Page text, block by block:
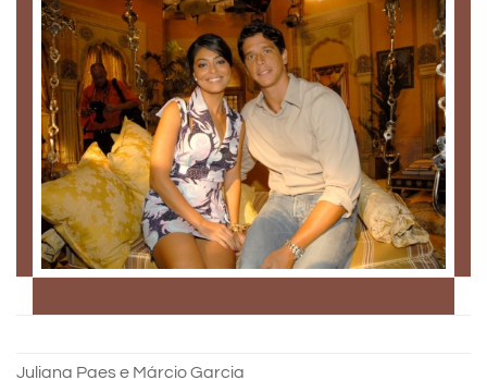
Juliana Paes e Márcio Garcia